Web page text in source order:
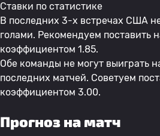
Ставки по статистике
В последних 3-х встречах США
голами. Рекомендуем поставить
коэффициентом 1.85.
Обе команды не могут выиграть
последних матчей. Советуем
коэффициентом 3.00.
Прогноз на матч